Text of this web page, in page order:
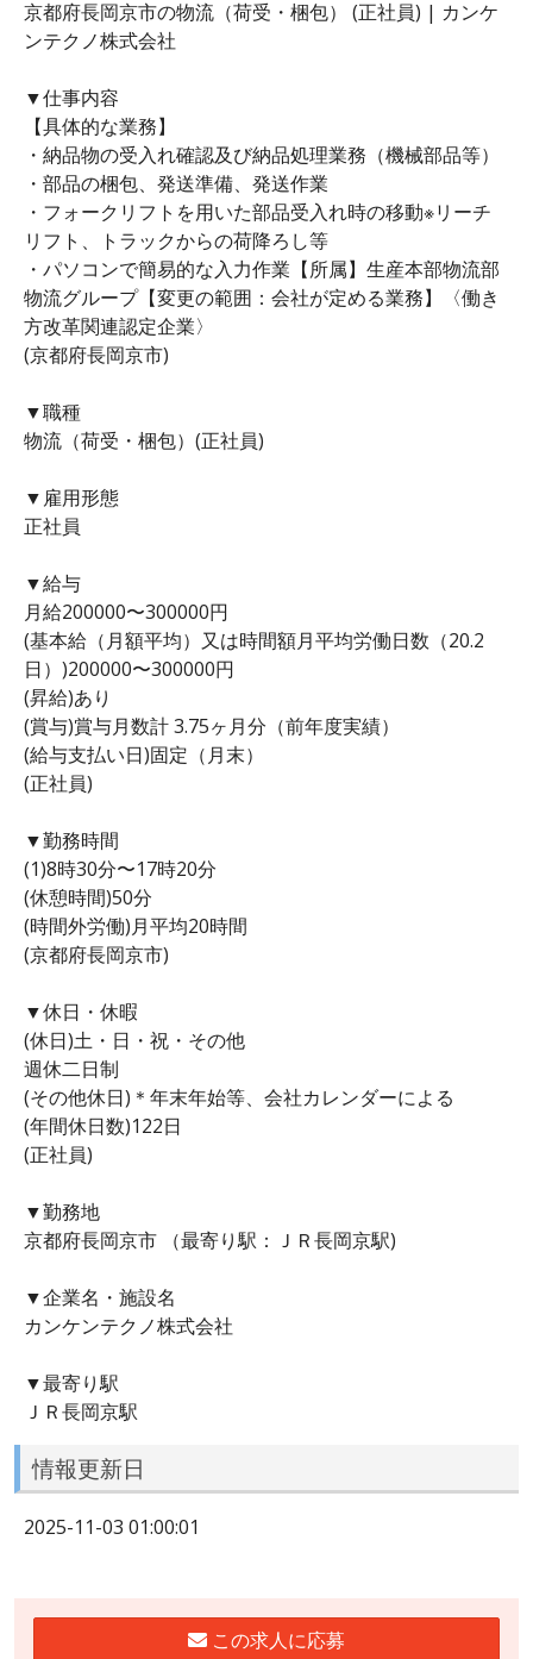
京都府長岡京市の物流（荷受・梱包） (正社員) | カンケ
ンテクノ株式会社
▼仕事内容
【具体的な業務】
・納品物の受入れ確認及び納品処理業務（機械部品等）
・部品の梱包、発送準備、発送作業
・フォークリフトを用いた部品受入れ時の移動※リーチ
リフト、トラックからの荷降ろし等
・パソコンで簡易的な入力作業【所属】生産本部物流部
物流グループ【変更の範囲：会社が定める業務】〈働き
方改革関連認定企業〉
(京都府長岡京市)
▼職種
物流（荷受・梱包）(正社員)
▼雇用形態
正社員
▼給与
月給200000〜300000円
(基本給（月額平均）又は時間額月平均労働日数（20.2
日）)200000〜300000円
(昇給)あり
(賞与)賞与月数計 3.75ヶ月分（前年度実績）
(給与支払い日)固定（月末）
(正社員)
▼勤務時間
(1)8時30分〜17時20分
(休憩時間)50分
(時間外労働)月平均20時間
(京都府長岡京市)
▼休日・休暇
(休日)土・日・祝・その他
週休二日制
(その他休日)＊年末年始等、会社カレンダーによる
(年間休日数)122日
(正社員)
▼勤務地
京都府長岡京市 （最寄り駅：ＪＲ長岡京駅)
▼企業名・施設名
カンケンテクノ株式会社
▼最寄り駅
ＪＲ長岡京駅
情報更新日
2025-11-03 01:00:01
この求人に応募